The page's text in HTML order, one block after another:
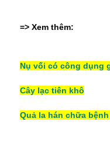
=> Xem thêm:
Nụ vối có công dụng
Cây lạc tiên khô
Quả la hán chữa